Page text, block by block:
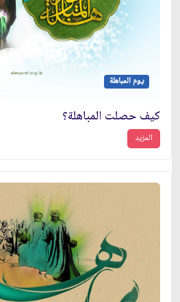
يوم المباهلة
كيف حصلت المباهلة؟
المزيد